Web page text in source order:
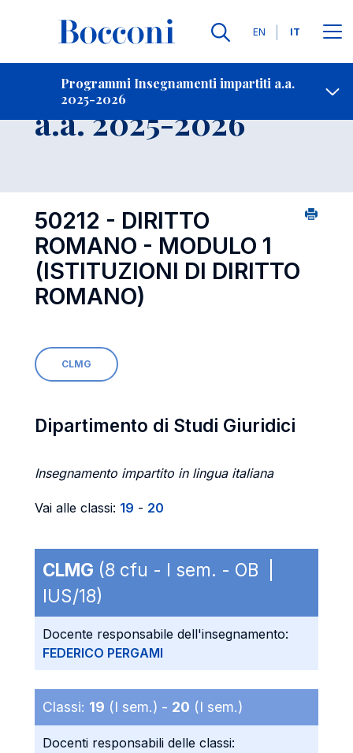
Lingue
EN IT
Programmi Insegnamenti impartiti a.a.
2025-2026
Contatti
Insegnamento
a.a. 2025-2026
50212 - DIRITTO
ROMANO - MODULO 1
(ISTITUZIONI DI DIRITTO
ROMANO)
CLMG
Dipartimento di Studi Giuridici
Insegnamento impartito in lingua italiana
Vai alle classi: 19 - 20
CLMG (8 cfu - I sem. - OB |
IUS/18)
Docente responsabile dell'insegnamento:
FEDERICO PERGAMI
Classi: 19 (I sem.) - 20 (I sem.)
Docenti responsabili delle classi: